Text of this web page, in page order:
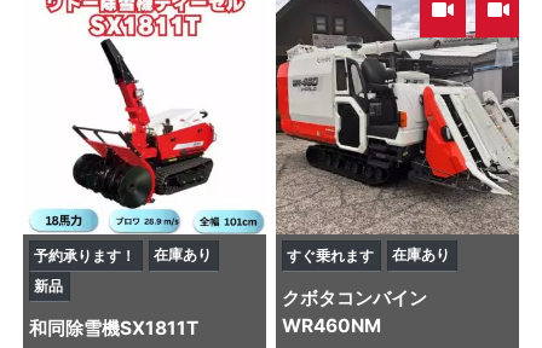
予約承ります！
在庫あり
新品
和同 除雪機SX1811T
,
すぐ乗れます 在庫あり
クボタ コンバイン
WR460NM